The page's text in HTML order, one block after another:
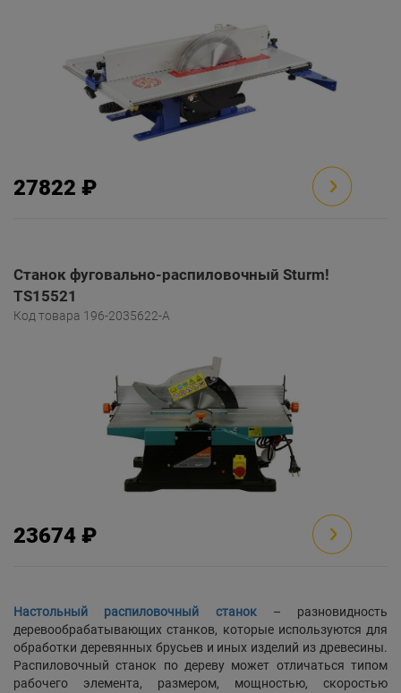
27822 ₽
Станок фуговально-распиловочный Sturm!
TS15521
Код товара 196-2035622-A
23674 ₽
Настольный распиловочный станок– разновидность
деревообрабатывающих станков, которые используются для
обработки деревянных брусьев и иных изделий из древесины.
Распиловочный станок по дереву может отличаться типом
рабочего элемента, размером, мощностью, скоростью